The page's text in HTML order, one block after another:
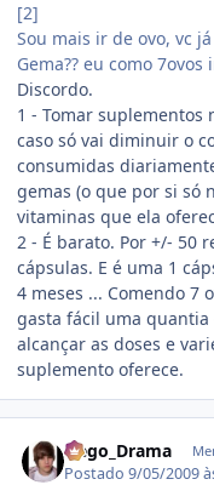
[2]
Sou mais ir de ovo, vc
Gema?? eu como
Discordo.
1 - Tomar suplementos
caso só vai diminuir o
consumidas
gemas (o que por si só
vitaminas que ela
2 - É barato. Por +/- 50
cápsulas. E é uma 1
4 meses ... Comendo 7
gasta fácil uma
alcançar as doses e
suplemento oferece.
Nego_Drama
Postado9/05/2009